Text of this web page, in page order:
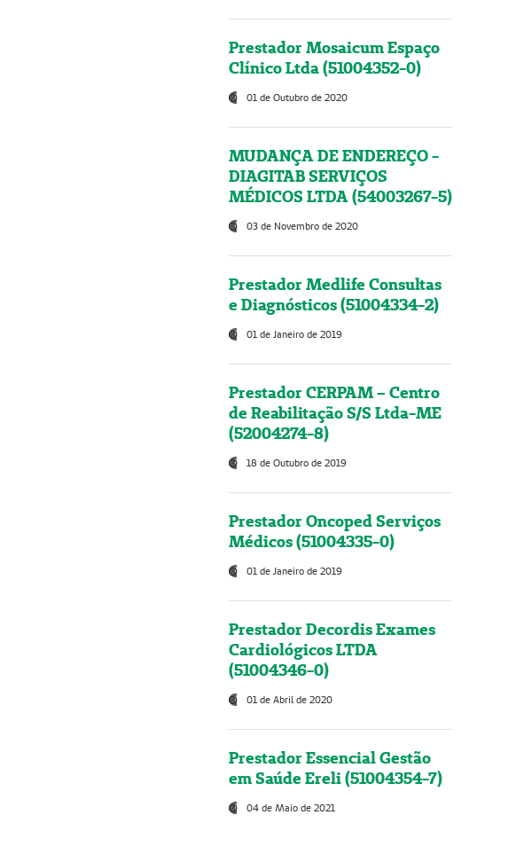
Prestador Mosaicum Espaço
Clínico Ltda (51004352-0)
01 de Outubro de 2020
MUDANÇA DE ENDEREÇO -
DIAGITAB SERVIÇOS
MÉDICOS LTDA (54003267-5)
03 de Novembro de 2020
Prestador Medlife Consultas
e Diagnósticos (51004334-2)
01 de Janeiro de 2019
Prestador CERPAM – Centro
de Reabilitação S/S Ltda-ME
(52004274-8)
18 de Outubro de 2019
Prestador Oncoped Serviços
Médicos (51004335-0)
01 de Janeiro de 2019
Prestador Decordis Exames
Cardiológicos LTDA
(51004346-0)
01 de Abril de 2020
Prestador Essencial Gestão
em Saúde Ereli (51004354-7)
04 de Maio de 2021